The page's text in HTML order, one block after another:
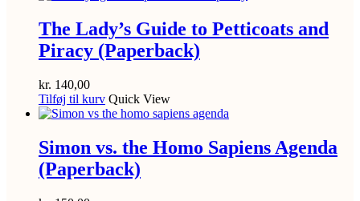
The Lady’s Guide to Petticoats and
Piracy (Paperback)
kr. 140,00
Tilføj til kurv Quick View
Simon vs. the Homo Sapiens Agenda
(Paperback)